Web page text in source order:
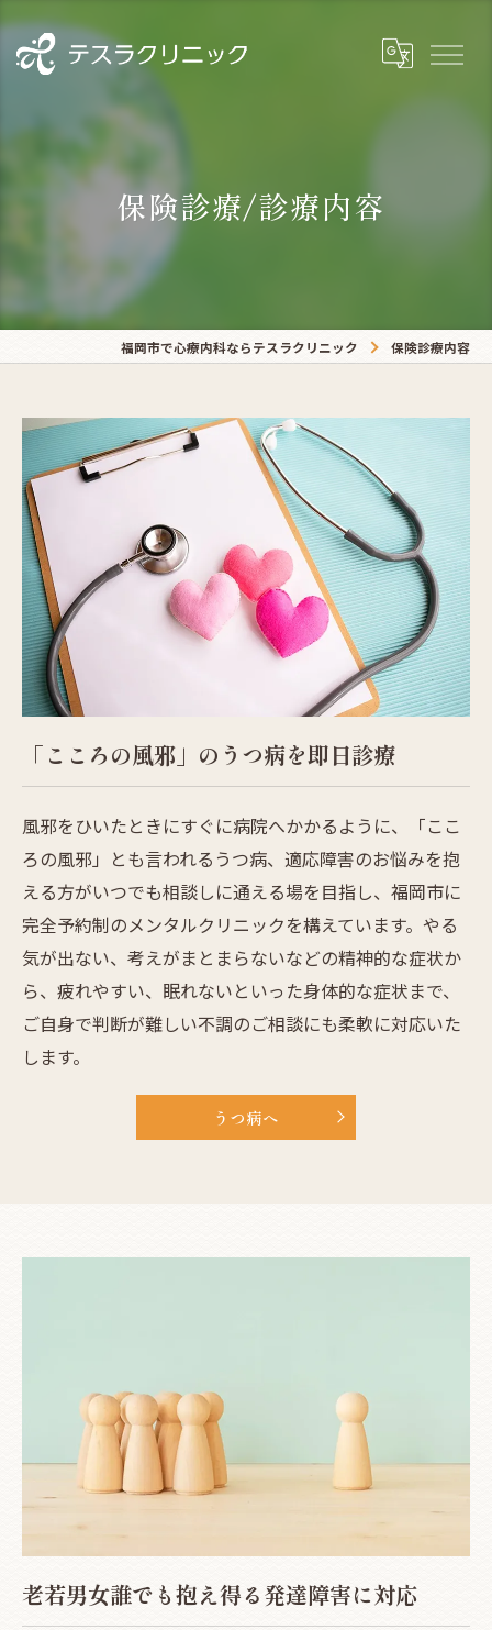
保険診療/診療内容
福岡市で心療内科ならテスラクリニック 保険診療内容
「こころの風邪」のうつ病を即日診療
風邪をひいたときにすぐに病院へかかるように、「ここ
ろの風邪」とも言われるうつ病、適応障害のお悩みを抱
える方がいつでも相談しに通える場を目指し、福岡市に
完全予約制のメンタルクリニックを構えています。やる
気が出ない、考えがまとまらないなどの精神的な症状か
ら、疲れやすい、眠れないといった身体的な症状まで、
ご自身で判断が難しい不調のご相談にも柔軟に対応いた
します。
うつ病へ
老若男女誰でも抱え得る発達障害に対応